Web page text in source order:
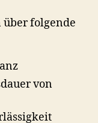
über folgende
von